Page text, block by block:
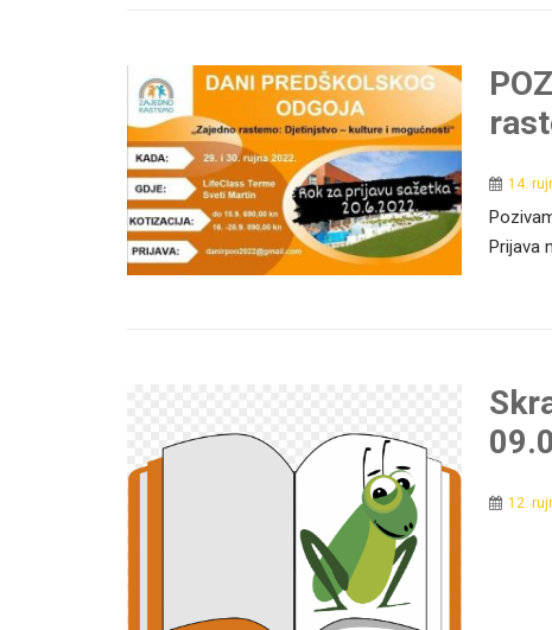
14.
Prijava
12.